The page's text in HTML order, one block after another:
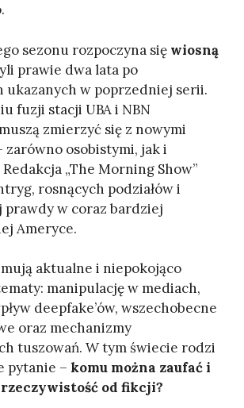
sezonu rozpoczyna się wiosną
prawie dwa lata po
ukazanych w poprzedniej serii.
fuzji stacji UBA i NBN
zmierzyć się z nowymi
zarówno osobistymi, jak i
„The Morning Show”
rosnących podziałów i
w coraz bardziej
Ameryce.
aktualne i niepokojąco
manipulację w mediach,
deepfake’ów, wszechobecne
oraz mechanizmy
tuszowań. W tym świecie rodzi
pytanie – komu można zaufać i
od fikcji?